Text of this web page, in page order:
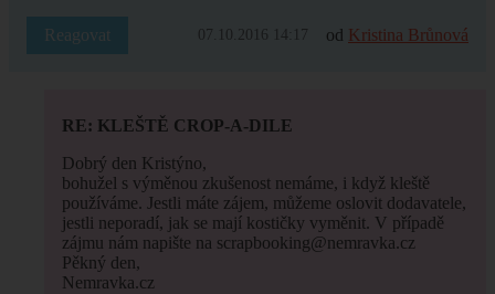
Reagovat 07.10.2016 14:17 od Kristina Brůnová
RE: KLEŠTĚ CROP-A-DILE
Dobrý den Kristýno,
bohužel s výměnou zkušenost nemáme, i když kleště
používáme. Jestli máte zájem, můžeme oslovit dodavatele,
jestli neporadí, jak se mají kostičky vyměnit. V případě
zájmu nám napište na scrapbooking@nemravka.cz
Pěkný den,
Nemravka.cz